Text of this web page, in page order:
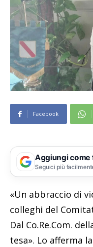
Facebook
Aggiungi come
Seguici più
«Un abbraccio di
colleghi del
Dal Co.Re.Com.
tesa». Lo afferma